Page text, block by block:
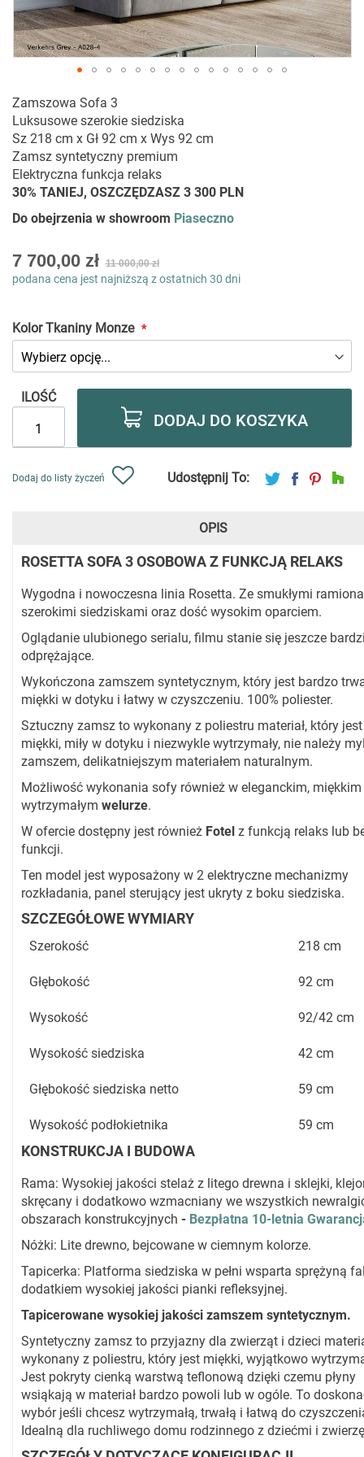
na
początek
galerii
Zamszowa Sofa 3
Luksusowe szerokie siedziska
Sz 218 cm x Gł 92 cm x Wys 92 cm
Zamsz syntetyczny premium
Elektryczna funkcja relaks
30% TANIEJ, OSZCZĘDZASZ 3 300 PLN
Do obejrzenia w showroom Piaseczno
As
low
7 700,00 zł 11 000,00 zł
podana cena jest najniższą z ostatnich 30 dni
Kolor Tkaniny Monze
ILOŚĆ
DODAJ DO KOSZYKA
Dodaj do listy życzeń Udostępnij To:
OPIS
ROSETTA SOFA 3 OSOBOWA Z FUNKCJĄ RELAKS
Wygodna i nowoczesna linia Rosetta. Ze smukłymi
szerokimi siedziskami oraz dość wysokim oparciem.
Oglądanie ulubionego serialu, filmu stanie się jeszcze
odprężające.
Wykończona zamszem syntetycznym, który jest bardzo
miękki w dotyku i łatwy w czyszczeniu. 100% poliester.
Sztuczny zamsz to wykonany z poliestru materiał, który jest
miękki, miły w dotyku i niezwykle wytrzymały, nie należy
zamszem, delikatniejszym materiałem naturalnym.
Możliwość wykonania sofy również w eleganckim, miękkim
wytrzymałym welurze.
W ofercie dostępny jest również Fotel z funkcją relaks lub
funkcji.
Ten model jest wyposażony w 2 elektryczne mechanizmy
rozkładania, panel sterujący jest ukryty z boku siedziska.
SZCZEGÓŁOWE WYMIARY
Szerokość 218 cm
Głębokość 92 cm
Wysokość 92/42 cm
Wysokość siedziska 42 cm
Głębokość siedziska netto 59 cm
Wysokość podłokietnika 59 cm
KONSTRUKCJA I BUDOWA
Rama: Wysokiej jakości stelaż z litego drewna i sklejki,
skręcany i dodatkowo wzmacniany we wszystkich
obszarach konstrukcyjnych - Bezpłatna 10-letnia
Nóżki: Lite drewno, bejcowane w ciemnym kolorze.
Tapicerka: Platforma siedziska w pełni wsparta sprężyną
dodatkiem wysokiej jakości pianki refleksyjnej.
Tapicerowane wysokiej jakości zamszem syntetycznym.
Syntetyczny zamsz to przyjazny dla zwierząt i dzieci
wykonany z poliestru, który jest miękki, wyjątkowo
Jest pokryty cienką warstwą teflonową dzięki czemu płyny
wsiąkają w materiał bardzo powoli lub w ogóle. To
wybór jeśli chcesz wytrzymałą, trwałą i łatwą do
Idealną dla ruchliwego domu rodzinnego z dziećmi i